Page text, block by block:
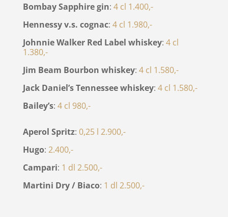
Bombay Sapphire gin: 4 cl 1.400,-
Hennessy v.s. cognac: 4 cl 1.980,-
Johnnie Walker Red Label whiskey: 4 cl
1.380,-
Jim Beam Bourbon whiskey: 4 cl 1.580,-
Jack Daniel’s Tennessee whiskey: 4 cl 1.580,-
Bailey’s: 4 cl 980,-
Aperol Spritz: 0,25 l 2.900,-
Hugo: 2.400,-
Campari: 1 dl 2.500,-
Martini Dry / Biaco: 1 dl 2.500,-